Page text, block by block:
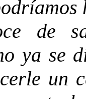
de
ya se
un